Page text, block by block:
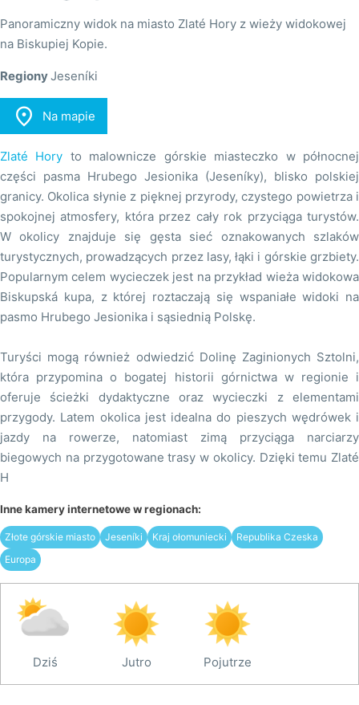
Panoramiczny widok na miasto Zlaté Hory z wieży widokowej
na Biskupiej Kopie.
RegionyJeseníki
 Na mapie
Zlaté Hory to malownicze górskie miasteczko w północnej
części pasma Hrubego Jesionika (Jeseníky), blisko polskiej
granicy. Okolica słynie z pięknej przyrody, czystego powietrza i
spokojnej atmosfery, która przez cały rok przyciąga turystów.
W okolicy znajduje się gęsta sieć oznakowanych szlaków
turystycznych, prowadzących przez lasy, łąki i górskie grzbiety.
Popularnym celem wycieczek jest na przykład wieża widokowa
Biskupská kupa, z której roztaczają się wspaniałe widoki na
pasmo Hrubego Jesionika i sąsiednią Polskę.
Turyści mogą również odwiedzić Dolinę Zaginionych Sztolni,
która przypomina o bogatej historii górnictwa w regionie i
oferuje ścieżki dydaktyczne oraz wycieczki z elementami
przygody. Latem okolica jest idealna do pieszych wędrówek i
jazdy na rowerze, natomiast zimą przyciąga narciarzy
biegowych na przygotowane trasy w okolicy. Dzięki temu Zlaté
H
Inne kamery internetowe w regionach:
Złote górskie miasto Jeseníki Kraj ołomuniecki
Republika Czeska
Europa
Dziś Jutro Pojutrze